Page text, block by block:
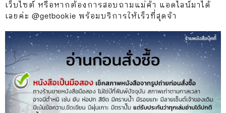
เว็บไซต์ หรือหากต้องการสอบถามแม่ค้า แอดไลน์มาได้
เลยค่ะ @getbookie พร้อมบริการให้เร็วที่สุดจ้า